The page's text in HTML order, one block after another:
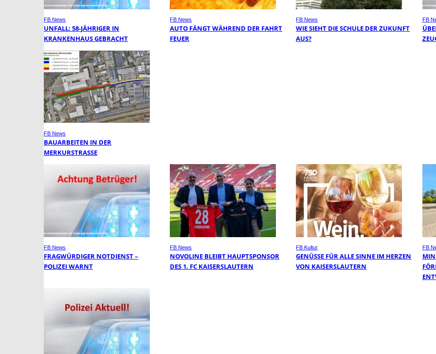
FB News
UNFALL: 58-JÄHRIGER IN
KRANKENHAUS GEBRACHT
FB News
AUTO FÄNGT WÄHREND DER FAHRT
FEUER
FB News
WIE SIEHT DIE SCHULE DER ZUKUNFT
AUS?
FB
FB News
BAUARBEITEN IN DER
MERKURSTRASSE
FB News
FRAGWÜRDIGER NOTDIENST –
POLIZEI WARNT
FB News
NOVOLINE BLEIBT HAUPTSPONSOR
DES 1. FC KAISERSLAUTERN
FB Kultur
GENÜSSE FÜR ALLE SINNE IM HERZEN
VON KAISERSLAUTERN
FB